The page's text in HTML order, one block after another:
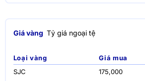
Giá vàng Tỷ giá ngoại tệ
Loại vàng Giá mua
SJC
175,000